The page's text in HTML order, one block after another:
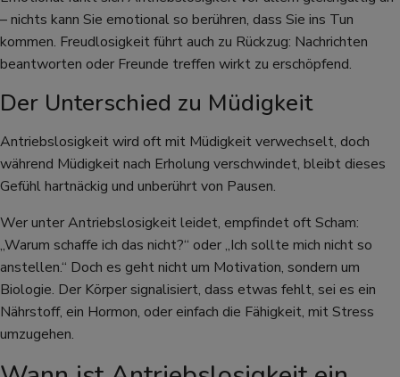
– nichts kann Sie emotional so berühren, dass Sie ins Tun
kommen. Freudlosigkeit führt auch zu Rückzug: Nachrichten
beantworten oder Freunde treffen wirkt zu erschöpfend.
Der Unterschied zu Müdigkeit
Antriebslosigkeit wird oft mit Müdigkeit verwechselt, doch
während Müdigkeit nach Erholung verschwindet, bleibt dieses
Gefühl hartnäckig und unberührt von Pausen.
Wer unter Antriebslosigkeit leidet, empfindet oft Scham:
„Warum schaffe ich das nicht?“ oder „Ich sollte mich nicht so
anstellen.“ Doch es geht nicht um Motivation, sondern um
Biologie. Der Körper signalisiert, dass etwas fehlt, sei es ein
Nährstoff, ein Hormon, oder einfach die Fähigkeit, mit Stress
umzugehen.